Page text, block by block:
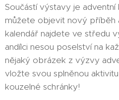
Součástí výstavy je
můžete objevit nový příběh
kalendář najdete ve středu
andílci nesou poselství na
nějaký obrázek z výzvy
vložte svou splněnou
kouzelné schránky! 🎁